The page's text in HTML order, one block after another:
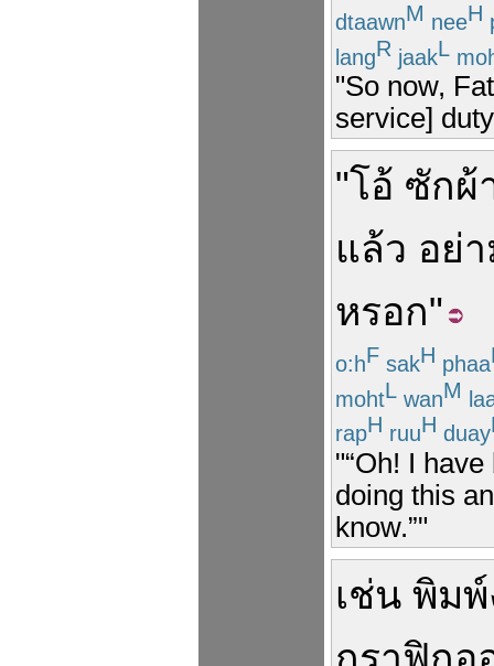
dtaawnM neeH
langR jaakL
"So now,
service]
"โอ้ ซักผ้
แล้ว อย่
หรอก"
o:hF sakH phaa
mohtL wanM
rapH ruuH duay
"“Oh! I
doing this
know.”"
เช่น พิมพ์